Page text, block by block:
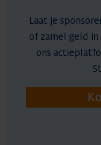
Laat je
of zamel geld
ons